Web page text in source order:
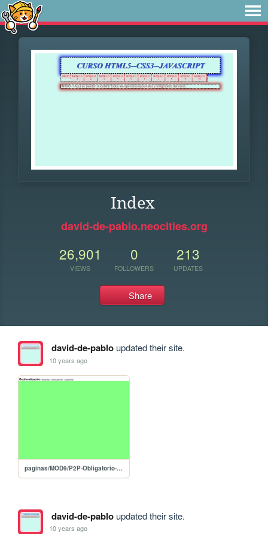
Index
david-de-pablo.neocities.org
26,901
VIEWS
0
FOLLOWERS
213
UPDATES
Share
david-de-pabloupdated their site.
10 years ago
paginas/MOD9/P2P-Obligatorio-Mod9
david-de-pabloupdated their site.
10 years ago